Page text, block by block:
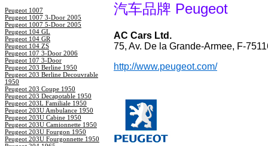
Peugeot 1007
Peugeot 1007 3-Door 2005
Peugeot 1007 5-Door 2005
Peugeot 104 GL
Peugeot 104 GR
Peugeot 104 ZS
Peugeot 107 3-Door 2006
Peugeot 107 3-Door
Peugeot 203 Berline 1950
Peugeot 203 Berline Decouvrable
1950
Peugeot 203 Coupe 1950
Peugeot 203 Decapotable 1950
Peugeot 203L Familiale 1950
Peugeot 203U Ambulance 1950
Peugeot 203U Cabine 1950
Peugeot 203U Camionnette 1950
Peugeot 203U Fourgon 1950
Peugeot 203U Fourgonnette 1950
汽车品牌 Peugeot
AC Cars Ltd.
75, Av. De la Grande-Armee, F-
http://www.peugeot.com/